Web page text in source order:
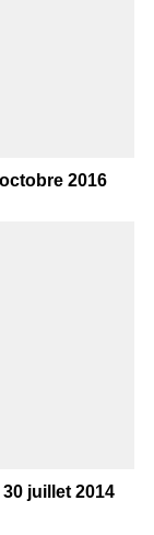
2016
juillet 2014